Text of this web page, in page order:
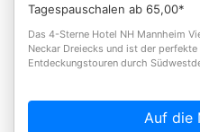
Tagespauschalen ab 65,00*
Das 4-Sterne Hotel NH Mannheim
Neckar Dreiecks und ist der
Entdeckungstouren durch
Auf die